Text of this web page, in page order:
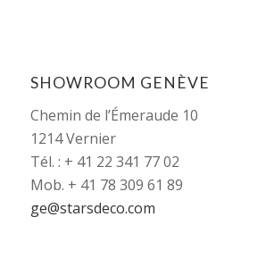
SHOWROOM GENÈVE
Chemin de l’Émeraude 10
1214 Vernier
Tél. : + 41 22 341 77 02
Mob. + 41 78 309 61 89
ge@starsdeco.com